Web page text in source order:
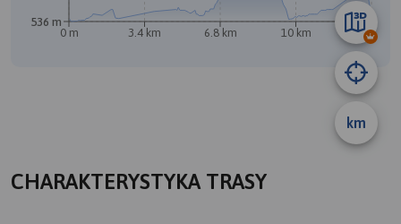
km
0 m 3.4 km 6.8 km 10 km 13 km
536 m
CHARAKTERYSTYKA TRASY